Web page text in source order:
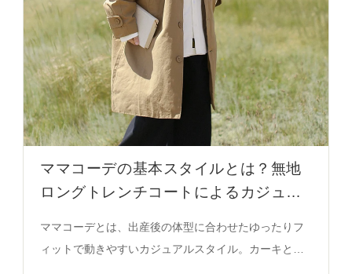
ママコーデの基本スタイルとは？無地
ロングトレンチコートによるカジュア
ママコーデとは、出産後の体型に合わせたゆったりフ
ィットで動きやすいカジュアルスタイル。カーキとブ